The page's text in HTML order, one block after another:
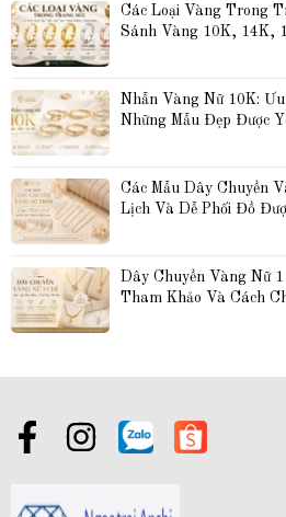
Các Loại Vàng Trong
Sánh Vàng 10K, 14K,
Nhẫn Vàng Nữ 10K:
Những Mẫu Đẹp Được
Các Mẫu Dây Chuyền
Lịch Và Dễ Phối Đồ
Dây Chuyền Vàng Nữ
Tham Khảo Và Cách